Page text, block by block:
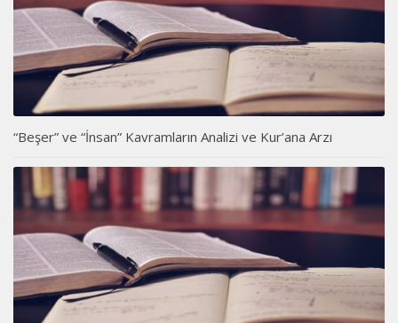
“Beşer” ve “İnsan” Kavramların Analizi ve Kur’ana Arzı